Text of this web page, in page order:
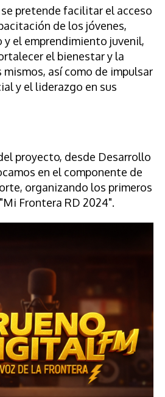
se pretende facilitar el acceso
de los jóvenes,
y el emprendimiento juvenil,
el bienestar y la
así como de impulsar
y el liderazgo en sus
proyecto, desde Desarrollo
en el componente de
organizando los primeros
Frontera RD 2024".